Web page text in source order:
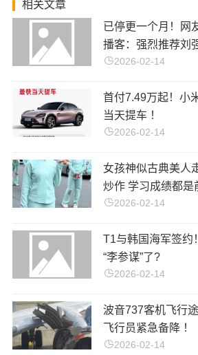
相关文章
已停更一个月！网
播客：强烈推荐刘
2026-02-14
首付7.49万起！小
当天提车 ！
2026-02-14
女孩神似古典美人
炒作 学习成绩都是
2026-02-14
T1与韩国海军签约
“李参谋”了?
2026-02-14
波音737客机飞行
飞行员紧急备降 ！
2026-02-14